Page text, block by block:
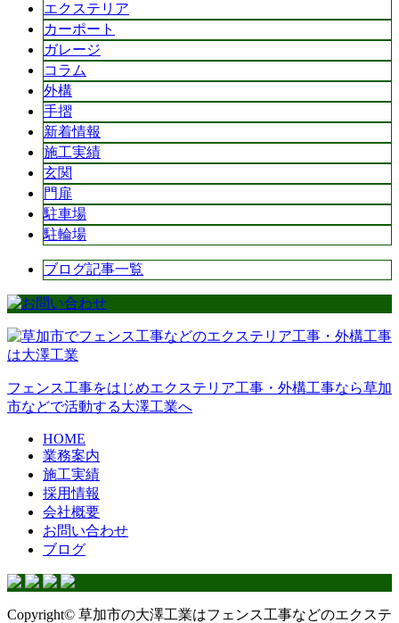
エクステリア
カーポート
ガレージ
コラム
外構
手摺
新着情報
施工実績
玄関
門扉
駐車場
駐輪場
ブログ記事一覧
フェンス工事をはじめエクステリア工事・外構工事なら草加
市などで活動する大澤工業へ
HOME
業務案内
施工実績
採用情報
会社概要
お問い合わせ
ブログ
Copyright© 草加市の大澤工業はフェンス工事などのエクステ